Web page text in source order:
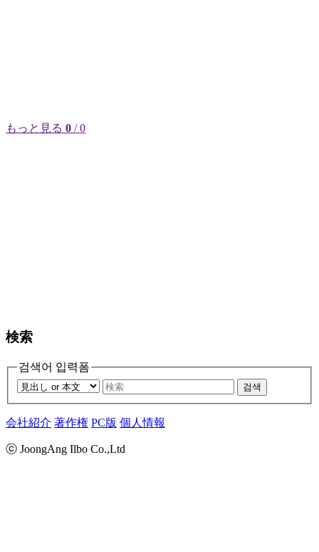
もっと見る 0 / 0
検索
검색어 입력폼
검색
会社紹介 著作権 PC版 個人情報
ⓒ JoongAng Ilbo Co.,Ltd